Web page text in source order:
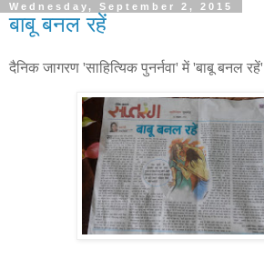
Wednesday, September 2, 2015
बाबू बनल रहें
दैनिक जागरण 'साहित्यिक पुनर्नवा' में 'बाबू बनल रहें'